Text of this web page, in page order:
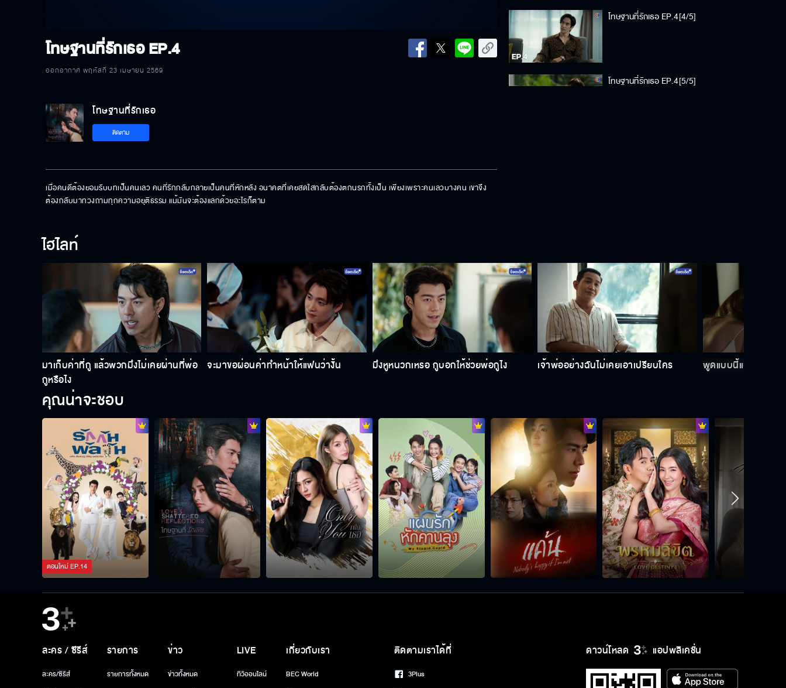
โทษฐานที่รักเธอEP.4
ออกอากาศ พฤหัสที่ 23 เมษายน 2569
โทษฐานที่รักเธอ EP.4[4/5]
โทษฐานที่รักเธอ EP.4[5/5]
โทษฐานที่รักเธอ
ติดตาม
เมื่อคนดีต้องยอมรับบทเป็นคนเลว คนที่รักกลับกลายเป็นคนที่หักหลัง อนาคตที่เคยสดใสกลับต้องตกนรกทั้งเป็น เพียงเพราะคนเลวบางคน เขาจึง
ต้องกลับมาทวงถามทุกความอยุติธรรม แม้มันจะต้องแลกด้วยอะไรก็ตาม
ไฮไลท์
มาเก็บค่าที่กู แล้วพวกมึงไม่เคยผ่านที่พ่อ
กูหรือไง
จะมาขอผ่อนค่าทำหน้าให้แฟนว่างั้น มึงหูหนวกเหรอ กูบอกให้ช่วยพ่อกูไง เจ้าพ่ออย่างฉันไม่เคยเอาเปรียบใคร พูดแบบนี้แปลว่า ดาร
คุณน่าจะชอบ
ตอนใหม่EP.14
ดาวน์โหลด แอปพลิเคชั่น
ละคร / ซีรีส์
ละคร/ซีรีส์
รายการ
รายการทั้งหมด
ข่าว
ข่าวทั้งหมด
LIVE
ทีวีออนไลน์
เกี่ยวกับเรา
BEC World
ติดตามเราได้ที่
3Plus